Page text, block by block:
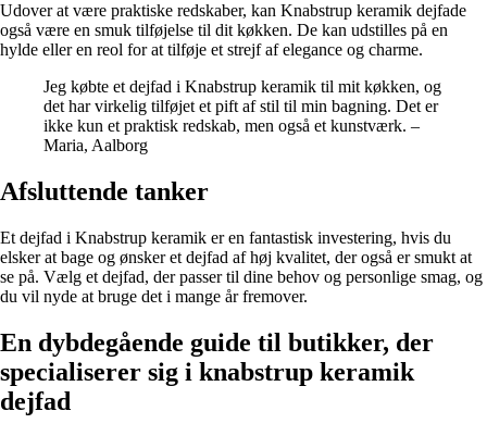
Udover at være praktiske redskaber, kan Knabstrup keramik dejfade
også være en smuk tilføjelse til dit køkken. De kan udstilles på en
hylde eller en reol for at tilføje et strejf af elegance og charme.
Jeg købte et dejfad i Knabstrup keramik til mit køkken, og
det har virkelig tilføjet et pift af stil til min bagning. Det er
ikke kun et praktisk redskab, men også et kunstværk. –
Maria, Aalborg
Afsluttende tanker
Et dejfad i Knabstrup keramik er en fantastisk investering, hvis du
elsker at bage og ønsker et dejfad af høj kvalitet, der også er smukt at
se på. Vælg et dejfad, der passer til dine behov og personlige smag, og
du vil nyde at bruge det i mange år fremover.
En dybdegående guide til butikker, der
specialiserer sig i knabstrup keramik
dejfad